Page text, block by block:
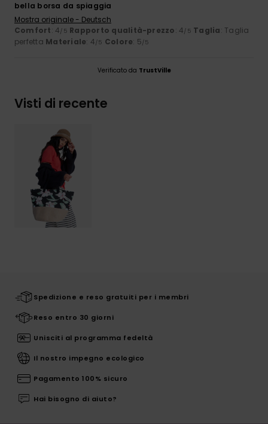
bella borsa da spiaggia
Mostra originale - Deutsch
Comfort: 4/5 Rapporto qualità-prezzo: 4/5 Taglia: Taglia
perfetta Materiale: 4/5 Colore: 5/5
Verificato da TrustVille
Visti di recente
Spedizione e reso gratuiti per i membri
Reso entro 30 giorni
Unisciti al programma fedeltà
Il nostro impegno ecologico
Pagamento 100% sicuro
Hai bisogno di aiuto?